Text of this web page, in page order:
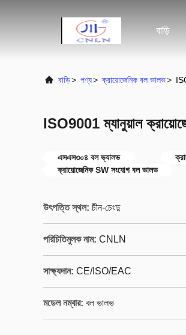
বাড়ি
বাড়ি> পণ্য> ক্রায়োজেনিক বল ভালভ>
ISO9001 ম্যানুয়াল
এসএস৩০৪ বল ভ্যালভ
ক্রায়োজেনিক SW সংযোগ বল ভালভ
উৎপত্তি স্থল: চীন-চেংদু
পরিচিতিমুলক নাম: CNLN
সাক্ষ্যদান: CE/ISO/EAC
মডেল নম্বার: বল ভালভ